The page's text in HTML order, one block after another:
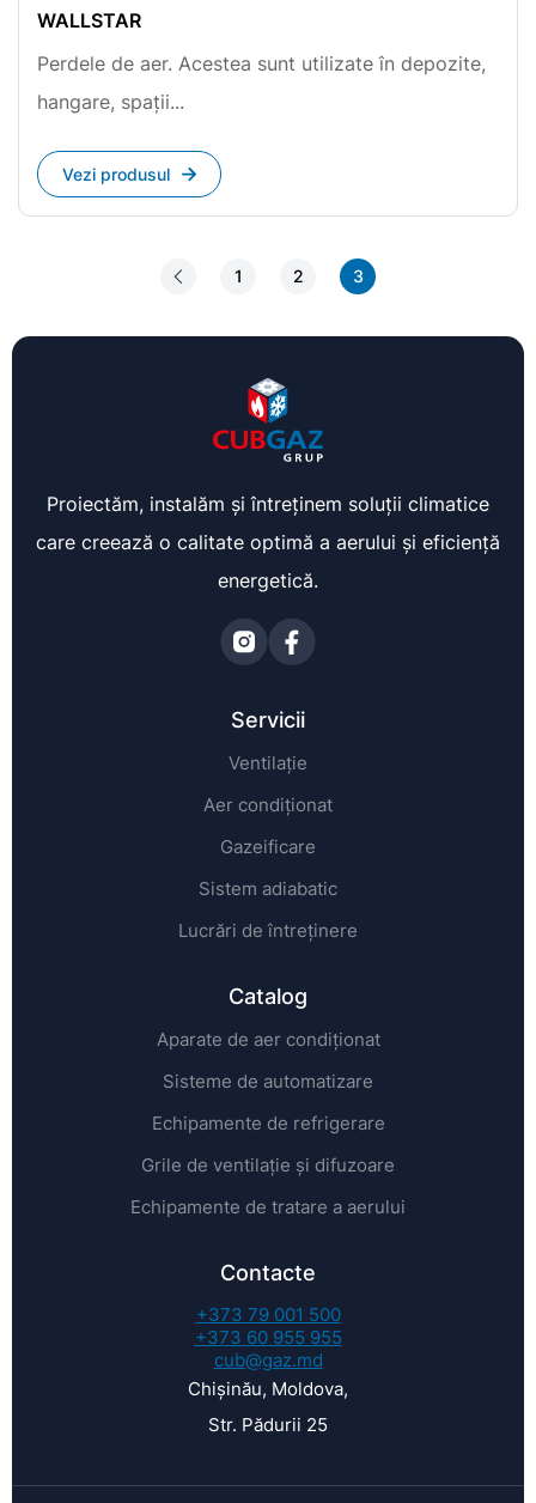
WALLSTAR
Perdele de aer. Acestea sunt utilizate în depozite,
hangare, spații...
Vezi produsul
1 2 3
Proiectăm, instalăm și întreținem soluții climatice
care creează o calitate optimă a aerului și eficiență
energetică.
Servicii
Ventilație
Aer condiționat
Gazeificare
Sistem adiabatic
Lucrări de întreținere
Catalog
Aparate de aer condiționat
Sisteme de automatizare
Echipamente de refrigerare
Grile de ventilație și difuzoare
Echipamente de tratare a aerului
Contacte
+373 79 001 500
+373 60 955 955
cub@gaz.md
Chișinău, Moldova,
Str. Pădurii 25